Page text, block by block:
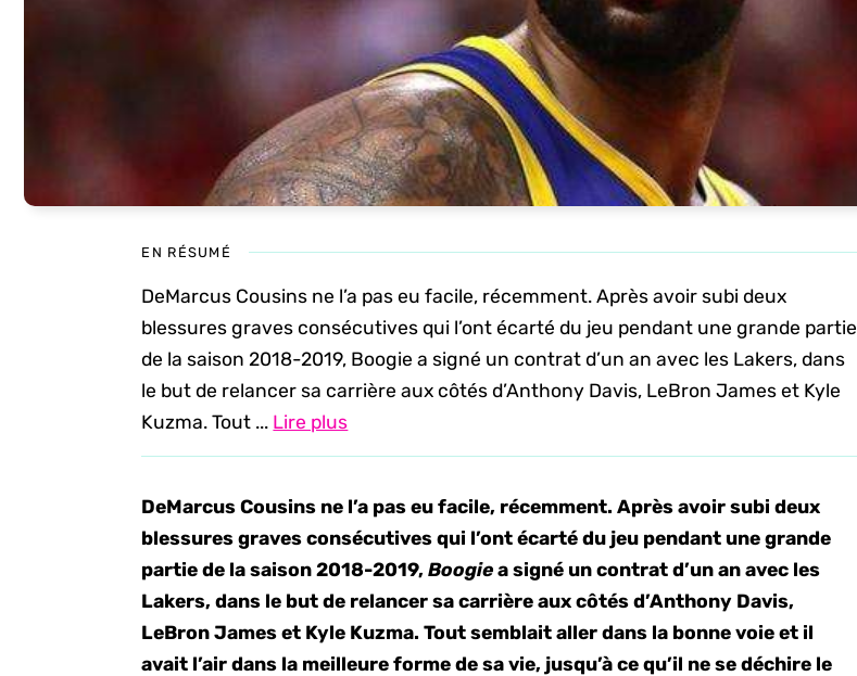
EN RÉSUMÉ
DeMarcus Cousins ne l’a pas eu facile, récemment. Après avoir subi deux
blessures graves consécutives qui l’ont écarté du jeu pendant une grande partie
de la saison 2018-2019, Boogie a signé un contrat d’un an avec les Lakers, dans
le but de relancer sa carrière aux côtés d’Anthony Davis, LeBron James et Kyle
Kuzma. Tout ... Lire plus
DeMarcus Cousins ne l’a pas eu facile, récemment. Après avoir subi deux
blessures graves consécutives qui l’ont écarté du jeu pendant une grande
partie de la saison 2018-2019,Boogiea signé un contrat d’un an avec les
Lakers, dans le but de relancer sa carrière aux côtés d’Anthony Davis,
LeBron James et Kyle Kuzma. Tout semblait aller dans la bonne voie et il
avait l’air dans la meilleure forme de sa vie, jusqu’à ce qu’il ne se déchire le